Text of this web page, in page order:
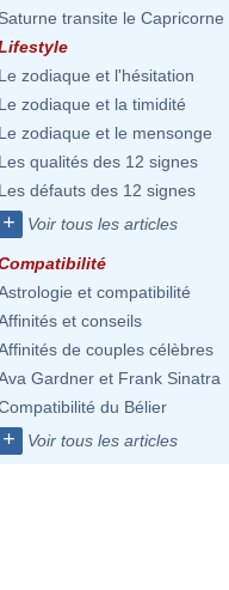
Saturne transite le Capricorne
Le zodiaque et l'hésitation
Le zodiaque et la timidité
Le zodiaque et le mensonge
Les qualités des 12 signes
Les défauts des 12 signes
+ Voir tous les articles
et compatibilité
et conseils
de couples célèbres
Gardner et Frank Sinatra
du Bélier
+ Voir tous les articles